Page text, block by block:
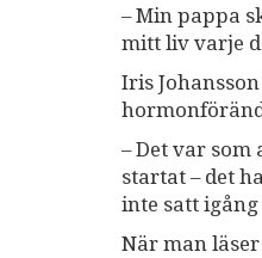
– Min pappa
mitt liv varje
Iris
– Det var
startat – det
inte satt
När man